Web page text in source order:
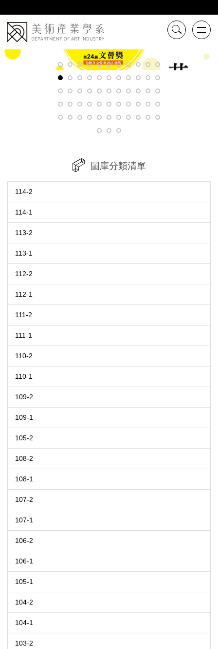
到
主
要
內
容
圖庫分類清單
114-2
114-1
113-2
113-1
112-2
112-1
111-2
111-1
110-2
110-1
109-2
109-1
105-2
108-2
108-1
107-2
107-1
106-2
106-1
105-1
104-2
104-1
103-2